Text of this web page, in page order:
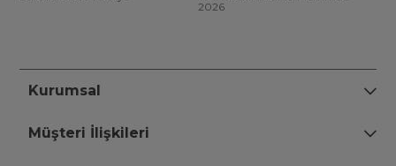
2026
Kurumsal
Müşteri İlişkileri